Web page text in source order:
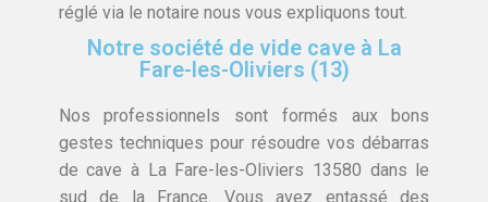
réglé via le notaire nous vous expliquons tout.
Notre société de vide cave à La
Fare-les-Oliviers (13)
Nos professionnels sont formés aux bons
gestes techniques pour résoudre vos débarras
de cave à La Fare-les-Oliviers 13580 dans le
sud de la France. Vous avez entassé des